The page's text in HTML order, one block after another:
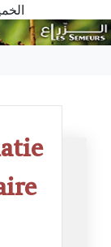
الخميس